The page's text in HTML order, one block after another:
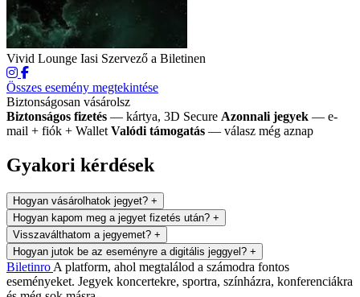
Vivid Lounge Iasi Szervező a Biletinen
Összes esemény megtekintése
Biztonságosan vásárolsz
Biztonságos fizetés — kártya, 3D Secure Azonnali jegyek — e-
mail + fiók + Wallet Valódi támogatás — válasz még aznap
Gyakori kérdések
Hogyan vásárolhatok jegyet? +
Hogyan kapom meg a jegyet fizetés után? +
Visszaválthatom a jegyemet? +
Hogyan jutok be az eseményre a digitális jeggyel? +
Biletinro A platform, ahol megtalálod a számodra fontos
eseményeket. Jegyek koncertekre, sportra, színházra, konferenciákra